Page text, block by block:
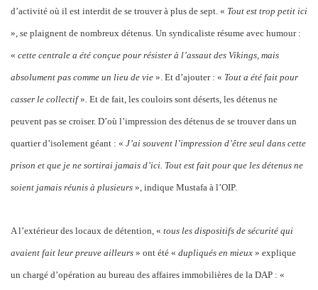
d’activité où il est interdit de se trouver à plus de sept. « Tout est trop petit ici
», se plaignent de nombreux détenus. Un syndicaliste résume avec humour :
« cette centrale a été conçue pour résister à l’assaut des Vikings, mais
absolument pas comme un lieu de vie ». Et d’ajouter : « Tout a été fait pour
casser le collectif». Et de fait, les couloirs sont déserts, les détenus ne
peuvent pas se croiser. D’où l’impression des détenus de se trouver dans un
quartier d’isolement géant : « J’ai souvent l’impression d’être seul dans cette
prison et que je ne sortirai jamais d’ici. Tout est fait pour que les détenus ne
soient jamais réunis à plusieurs », indique Mustafa à l’OIP.
A l’extérieur des locaux de détention, « tous les dispositifs de sécurité qui
avaient fait leur preuve ailleurs » ont été « dupliqués en mieux » explique
un chargé d’opération au bureau des affaires immobilières de la DAP : «